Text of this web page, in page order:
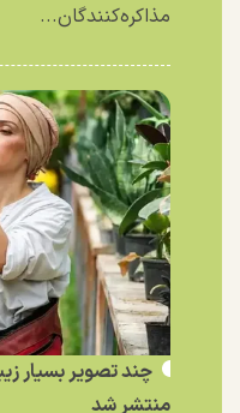
مذاکره‌کنندگان...
چند تصویر بسیار
منتشر شد